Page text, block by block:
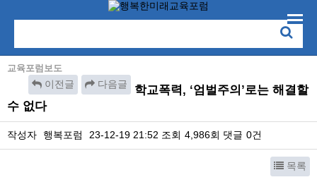
교육포럼보도
이전글 다음글
학교폭력, ‘엄벌주의’로는 해결할
수 없다
작성자 행복포럼 23-12-19 21:52 조회 4,986회 댓글 0건
목록